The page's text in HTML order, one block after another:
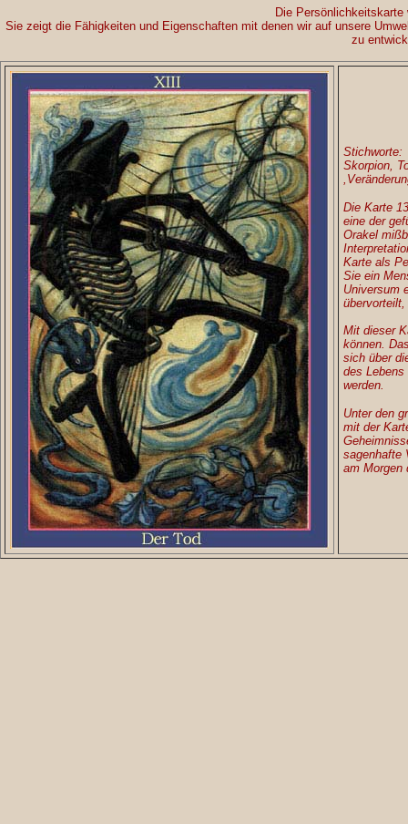
Die
Sie zeigt die Fähigkeiten und Eigenschaften mit denen wir auf unsere
zu
Stichworte:
Skorpion,
Die Karte
eine der
Orakel
Karte als
Sie ein
Universum
Mit dieser
können.
sich über
des Lebens
werden.
Unter den
mit der
sagenhafte
am Morgen